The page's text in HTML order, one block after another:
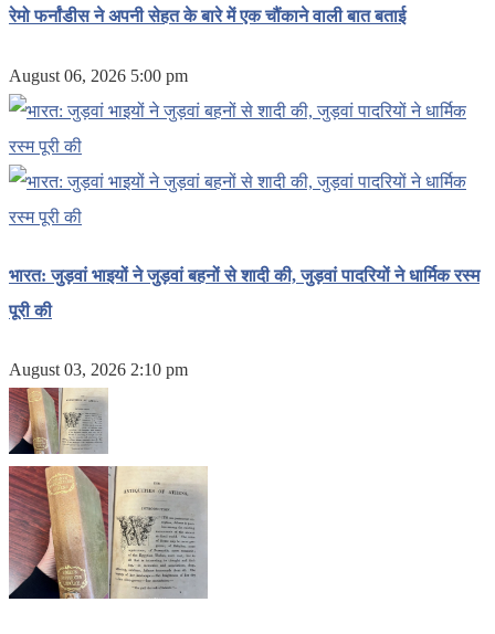
रेमो फर्नांडीस ने अपनी सेहत के बारे में एक चौंकाने वाली बात बताई
August 06, 2026 5:00 pm
भारत: जुड़वां भाइयों ने जुड़वां बहनों से शादी की, जुड़वां पादरियों ने धार्मिक रस्म
पूरी की
August 03, 2026 2:10 pm